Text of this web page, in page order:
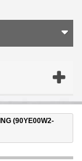
(90YE00W2-